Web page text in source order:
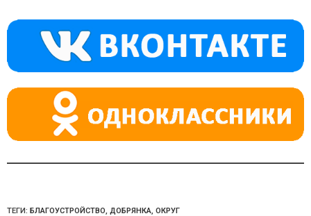
a
ss
ni
ki
m p
p
ТЕГИ: БЛАГОУСТРОЙСТВО, ДОБРЯНКА, ОКРУГ